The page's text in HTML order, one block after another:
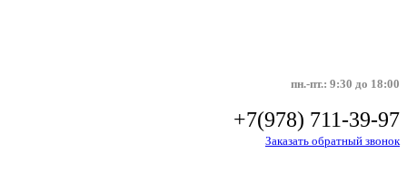
пн.-пт.: 9:30 до 18:00
+7(978) 711-39-97
Заказать обратный звонок